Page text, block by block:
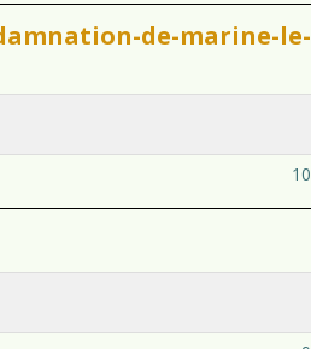
de-marine-